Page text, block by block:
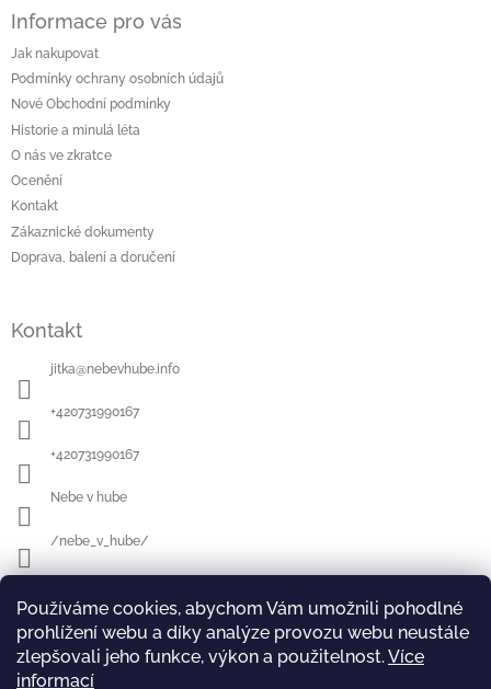
Používáme cookies, abychom Vám umožnili pohodlné
prohlížení webu a díky analýze provozu webu neustále
zlepšovali jeho funkce, výkon a použitelnost.Více
informací
Informace pro vás
Jak nakupovat
Podmínky ochrany osobních údajů
Nové Obchodní podmínky
Historie a minulá léta
O nás ve zkratce
Ocenění
Kontakt
Zákaznické dokumenty
Doprava, balení a doručení
Kontakt
jitka@nebevhube.info
+420731990167
+420731990167
Nebe v hube
/nebe_v_hube/
Přijímáme online platby